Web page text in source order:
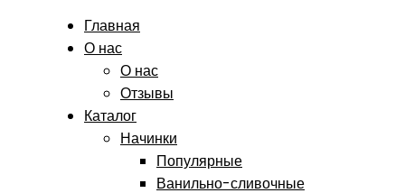
Главная
О нас
О нас
Отзывы
Каталог
Начинки
Популярные
Ванильно-сливочные